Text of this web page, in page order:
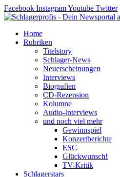
Zum
Inhalt
Facebook InstagramYoutube Twitter
Home
Rubriken
Titelstory
Schlager-News
Neuerscheinungen
Interviews
Biografien
CD-Rezension
Kolumne
Audio-Interviews
und noch viel mehr
Gewinnspiel
Konzertberichte
ESC
Glückwunsch!
TV-Kritik
Schlagerstars